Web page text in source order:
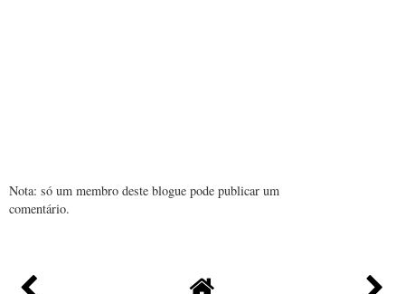
Nota: só um membro deste blogue pode publicar um
comentário.